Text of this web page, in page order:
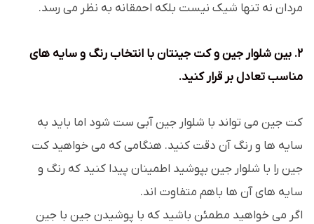
مردان نه تنها شیک نیست بلکه احمقانه به نظر می رسد.
2. بین شلوار جین و کت جینتان با انتخاب رنگ و سایه های
مناسب تعادل بر قرار کنید.
کت جین می تواند با شلوار جین آبی ست شود اما باید به
سایه ها و رنگ آن دقت کنید. هنگامی که می خواهید کت
جین را با شلوار جین بپوشید اطمینان پیدا کنید که رنگ و
سایه های آن ها باهم متفاوت اند.
اگر می خواهید مطمئن باشید که با پوشیدن جین با جین